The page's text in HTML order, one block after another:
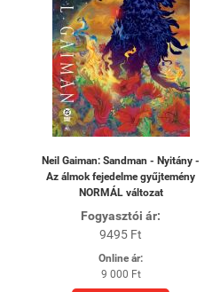
Neil Gaiman: Sandman - Nyitány -
Az álmok fejedelme gyűjtemény
NORMÁL változat
Fogyasztói ár:
9495 Ft
Online ár:
9 000 Ft